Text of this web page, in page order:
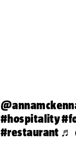
#hospitality
#restaurant ♬